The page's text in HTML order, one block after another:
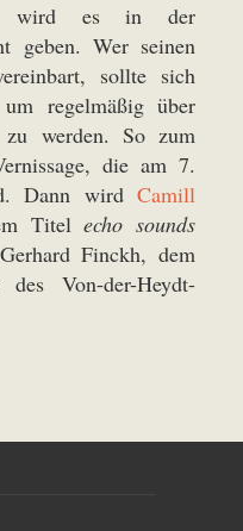
wird es in der
geben. Wer seinen
sollte sich
um regelmäßig über
zu werden. So zum
die am 7.
Dann wird Camill
Titelecho sounds
Finckh, dem
des Von-der-Heydt-